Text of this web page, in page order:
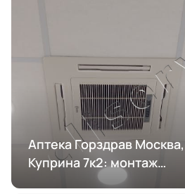
Аптека Горздрав
Куприна 7к2: монтаж
кондиционирования